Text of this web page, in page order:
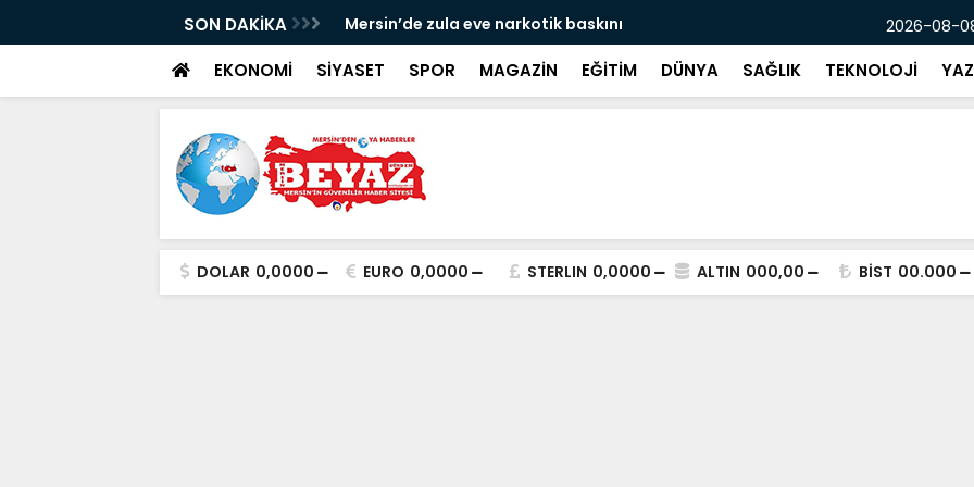
SON DAKİKA Mersin’de zula eve narkotik baskını Mersin’de
2026-08-
EKONOMİ SİYASET SPOR MAGAZİN EĞİTİM DÜNYA SAĞLIK TEKNOLOJİ
DOLAR 0,0000 EURO 0,0000 STERLIN 0,0000 ALTIN 000,00 BİST 00.000